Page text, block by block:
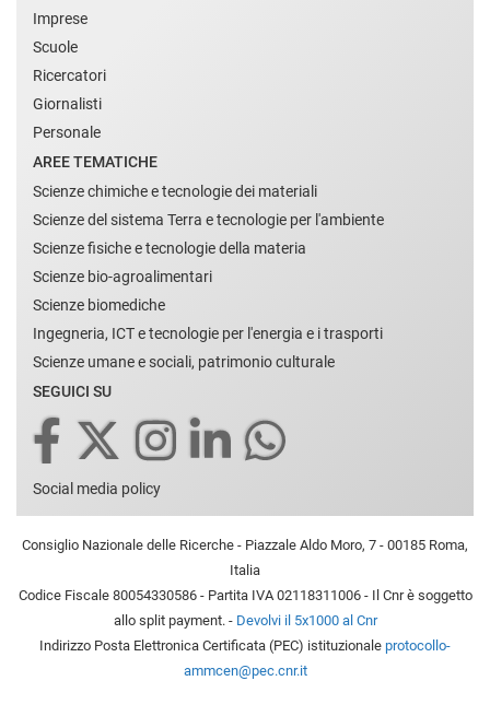
Imprese
Scuole
Ricercatori
Giornalisti
Personale
AREE TEMATICHE
Scienze chimiche e tecnologie dei materiali
Scienze del sistema Terra e tecnologie per l'ambiente
Scienze fisiche e tecnologie della materia
Scienze bio-agroalimentari
Scienze biomediche
Ingegneria, ICT e tecnologie per l'energia e i trasporti
Scienze umane e sociali, patrimonio culturale
SEGUICI SU
Social media policy
Consiglio Nazionale delle Ricerche - Piazzale Aldo Moro, 7 - 00185 Roma,
Italia
Codice Fiscale 80054330586 - Partita IVA 02118311006 - Il Cnr è soggetto
allo split payment. - Devolvi il 5x1000 al Cnr
Indirizzo Posta Elettronica Certificata (PEC) istituzionale protocollo-
ammcen@pec.cnr.it